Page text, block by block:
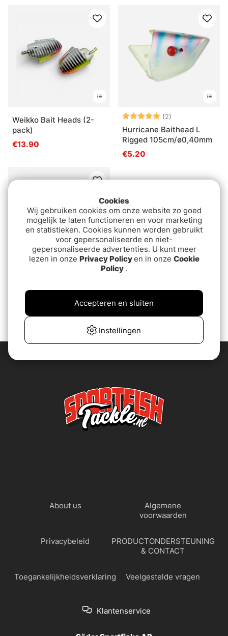
Weikko Bait Heads (2-
pack)
€13.90
Beoordeling:
(2)
Hurricane Baithead L
Rigged 105cm/ø0,40mm
€5.20
€8.80
About us
Algemene
voorwaarden
Privacybeleid
PRODUCTONDERSTEUNING
& CONTACT
Toegankelijkheidsverklaring Veelgestelde vragen
Klantenservice
Cookies
Wij gebruiken cookies om onze website zo goed
mogelijk te laten functioneren en voor marketing
en statistieken. Cookies kunnen worden gebruikt
voor gepersonaliseerde en niet-
gepersonaliseerde advertenties. U kunt meer
lezen in onze Privacy Policyen in onze Cookie
Policy .
Instellingen
Accepteren en sluiten